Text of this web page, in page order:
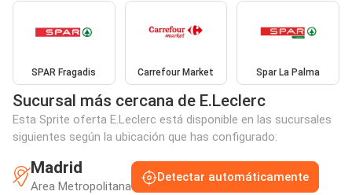
SPAR Fragadis Carrefour Market Spar La Palma
Sucursal más cercana de E.Leclerc
Esta Sprite oferta E.Leclerc está disponible en las sucursales
siguientes según la ubicación que has configurado:
Madrid
Area Metropolitana
Detectar automáticamente